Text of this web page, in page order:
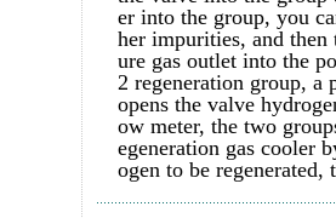
er into the group, you
her impurities, and
ure gas outlet into the
2 regeneration group, a
opens the valve
ow meter, the two
egeneration gas cooler
ogen to be regenerated,